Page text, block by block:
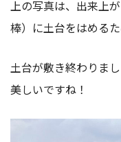
上の写真は、出来上
棒）に土台をはめる
土台が敷き終わりまし
美しいですね！